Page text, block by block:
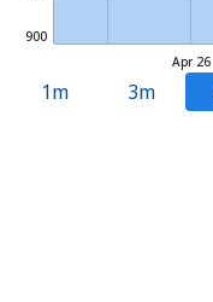
Apr 26
900
1m 3m